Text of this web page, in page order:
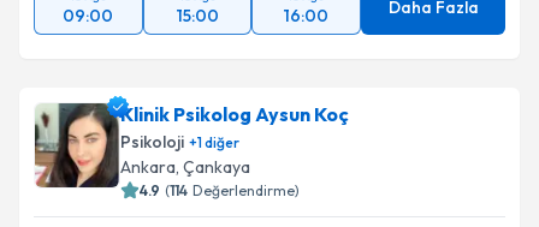
09:00 15:00 16:00 Daha Fazla
Klinik Psikolog Aysun Koç
Psikoloji +1diğer
Ankara, Çankaya
4.9 (114 Değerlendirme)